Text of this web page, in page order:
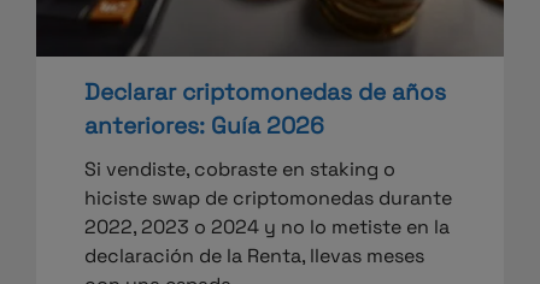
Declarar criptomonedas de años
anteriores: Guía 2026
Si vendiste, cobraste en staking o
hiciste swap de criptomonedas durante
2022, 2023 o 2024 y no lo metiste en la
declaración de la Renta, llevas meses